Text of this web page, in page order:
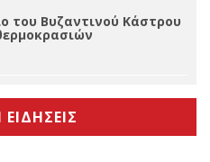
Κινηματογράφου
του Βυζαντινού Κάστρου